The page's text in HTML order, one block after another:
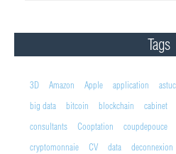
Tags
3D Amazon Apple application
big data
bitcoin blockchain cabinet
consultants
Cooptation coupdepouce
cryptomonnaie
CV data deconnexion